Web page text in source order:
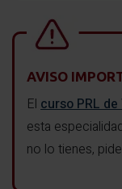
AVISO
El curso PRL
esta
no lo tienes,